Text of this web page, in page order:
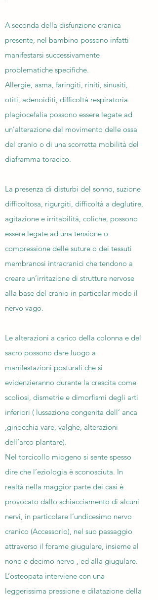
A seconda della disfunzione cranica
presente, nel bambino possono infatti
manifestarsi successivamente
problematiche specifiche.
Allergie, asma, faringiti, riniti, sinusiti,
otiti, adenoiditi, difficoltà respiratoria
plagiocefalia possono essere legate ad
un’alterazione del movimento delle ossa
del cranio o di una scorretta mobilità del
diaframma toracico.
La presenza di disturbi del sonno, suzione
difficoltosa, rigurgiti, difficoltà a deglutire,
agitazione e irritabilità, coliche, possono
essere legate ad una tensione o
compressione delle suture o dei tessuti
membranosi intracranici che tendono a
creare un’irritazione di strutture nervose
alla base del cranio in particolar modo il
nervo vago.
Le alterazioni a carico della colonna e del
sacro possono dare luogo a
manifestazioni posturali che si
evidenzieranno durante la crescita come
scoliosi, dismetrie e dimorfismi degli arti
inferiori ( lussazione congenita dell’ anca
,ginocchia vare, valghe, alterazioni
dell’arco plantare).
Nel torcicollo miogeno si sente spesso
dire che l’eziologia è sconosciuta. In
realtà nella maggior parte dei casi è
provocato dallo schiacciamento di alcuni
nervi, in particolare l’undicesimo nervo
cranico (Accessorio), nel suo passaggio
attraverso il forame giugulare, insieme al
nono e decimo nervo , ed alla giugulare.
L’osteopata interviene con una
leggerissima pressione e dilatazione della